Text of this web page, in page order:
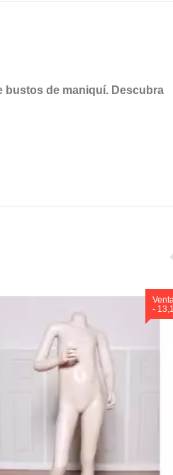
bustos de maniquí. Descubra
-